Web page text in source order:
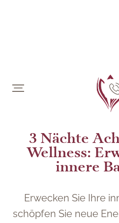
3 Nächte
Wellness:
innere
Erwecken Sie Ihre
schöpfen Sie neue